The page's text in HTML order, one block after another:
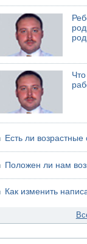
Есть ли возрастные
Положен ли нам
Как изменить